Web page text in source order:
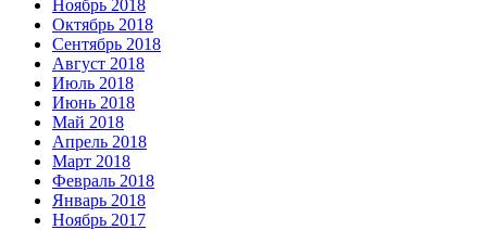
Ноябрь 2018
Октябрь 2018
Сентябрь 2018
Август 2018
Июль 2018
Июнь 2018
Май 2018
Апрель 2018
Март 2018
Февраль 2018
Январь 2018
Ноябрь 2017